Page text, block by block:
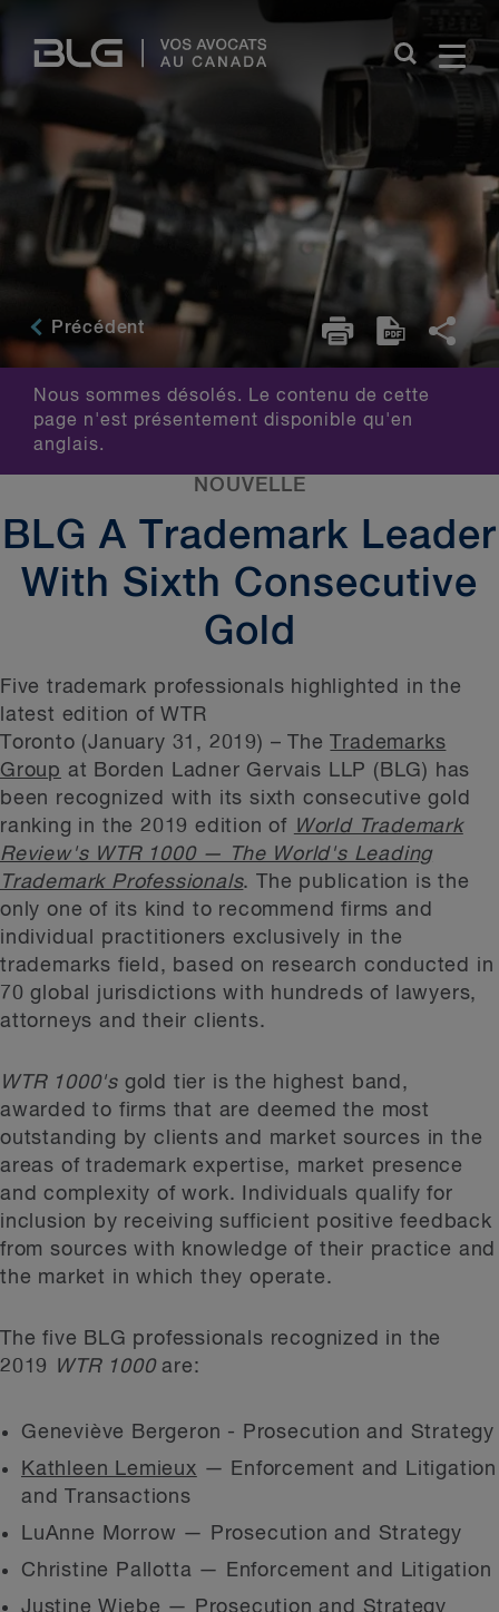
Links
Précédent
Nous sommes désolés. Le contenu de cette
page n'est présentement disponible qu'en
anglais.
NOUVELLE
BLG A Trademark Leader
With Sixth Consecutive
Gold
Five trademark professionals highlighted in the
latest edition of WTR
Toronto (January 31, 2019) – TheTrademarks
Group at Borden Ladner Gervais LLP (BLG) has
been recognized with its sixth consecutive gold
ranking in the 2019 edition of
World Trademark
Review's WTR 1000 — The World's Leading
Trademark Professionals. The publication is the
only one of its kind to recommend firms and
individual practitioners exclusively in the
trademarks field, based on research conducted in
70 global jurisdictions with hundreds of lawyers,
attorneys and their clients.
WTR 1000's gold tier is the highest band,
awarded to firms that are deemed the most
outstanding by clients and market sources in the
areas of trademark expertise, market presence
and complexity of work. Individuals qualify for
inclusion by receiving sufficient positive feedback
from sources with knowledge of their practice and
the market in which they operate.
The five BLG professionals recognized in the
2019
WTR 1000are:
Geneviève Bergeron - Prosecution and Strategy
Kathleen Lemieux — Enforcement and Litigation
and Transactions
LuAnne Morrow — Prosecution and Strategy
Christine Pallotta — Enforcement and Litigation
Justine Wiebe — Prosecution and Strategy